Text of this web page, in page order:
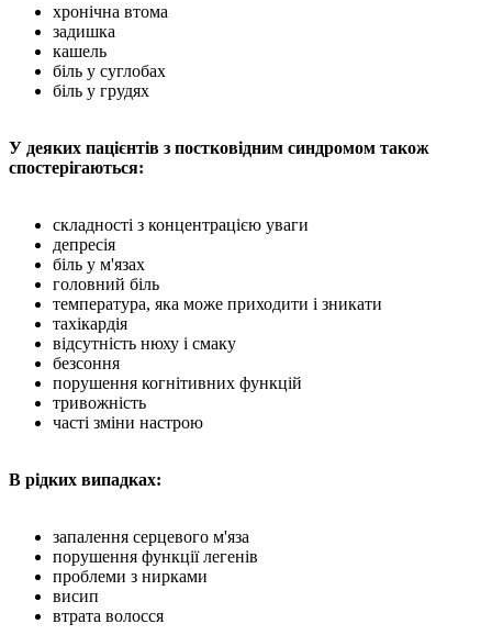
хронічна втома
задишка
кашель
біль у суглобах
біль у грудях
У деяких пацієнтів з постковідним синдромом також
спостерігаються:
складності з концентрацією уваги
депресія
біль у м'язах
головний біль
температура, яка може приходити і зникати
тахікардія
відсутність нюху і смаку
безсоння
порушення когнітивних функцій
тривожність
часті зміни настрою
В рідких випадках:
запалення серцевого м'яза
порушення функції легенів
проблеми з нирками
висип
втрата волосся